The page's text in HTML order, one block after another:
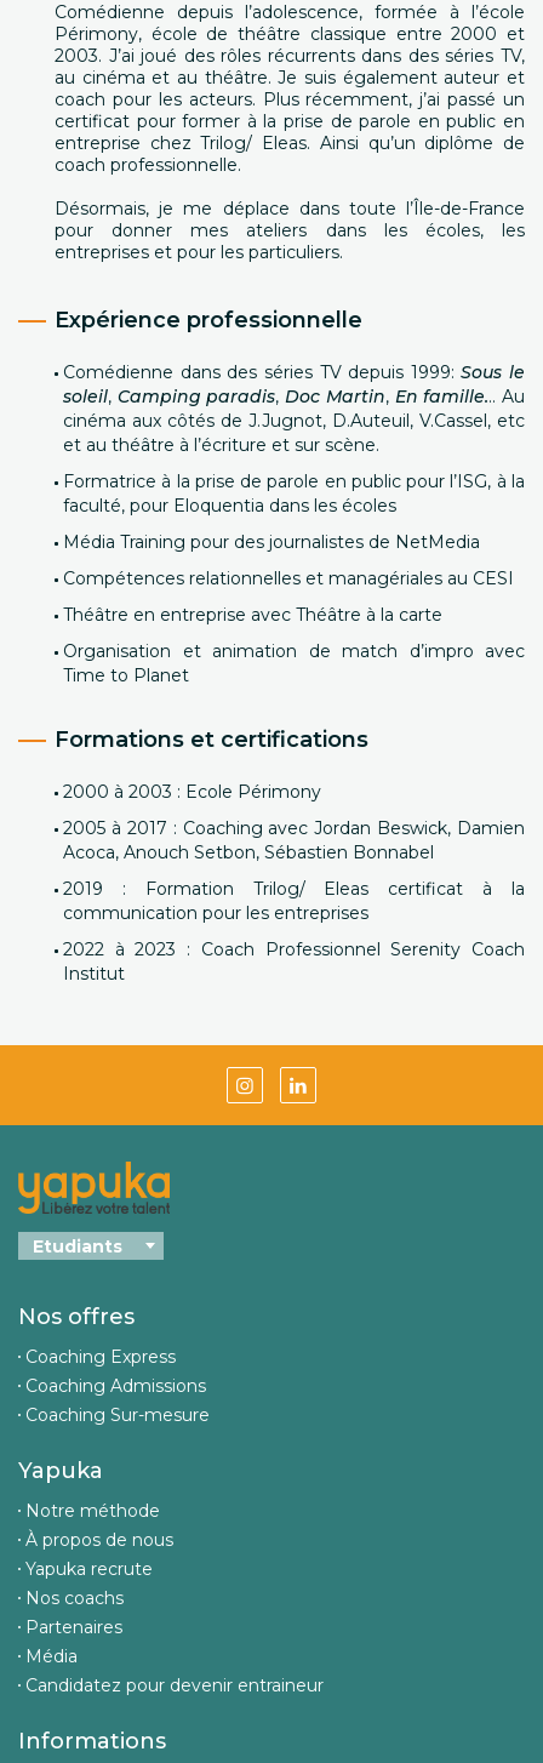
Comédienne depuis l’adolescence, formée à l’école
Périmony, école de théâtre classique entre 2000 et
2003. J’ai joué des rôles récurrents dans des séries TV,
au cinéma et au théâtre. Je suis également auteur et
coach pour les acteurs. Plus récemment, j’ai passé un
certificat pour former à la prise de parole en public en
entreprise chez Trilog/ Eleas. Ainsi qu’un diplôme de
coach professionnelle.
Désormais, je me déplace dans toute l’Île-de-France
pour donner mes ateliers dans les écoles, les
entreprises et pour les particuliers.
Expérience professionnelle
Comédienne dans des séries TV depuis 1999:Sous le
soleil, Camping paradis,Doc Martin, En famille... Au
cinéma aux côtés de J.Jugnot, D.Auteuil, V.Cassel, etc
et au théâtre à l’écriture et sur scène.
Formatrice à la prise de parole en public pour l’ISG, à la
faculté, pour Eloquentia dans les écoles
Média Training pour des journalistes de NetMedia
Compétences relationnelles et managériales au CESI
Théâtre en entreprise avec Théâtre à la carte
Organisation et animation de match d’impro avec
Time to Planet
Formations et certifications
2000 à 2003 : Ecole Périmony
2005 à 2017 : Coaching avec Jordan Beswick, Damien
Acoca, Anouch Setbon, Sébastien Bonnabel
2019 : Formation Trilog/ Eleas certificat à la
communication pour les entreprises
2022 à 2023 : Coach Professionnel Serenity Coach
Institut
Nos offres
Coaching Express
Coaching Admissions
Coaching Sur-mesure
Yapuka
Notre méthode
À propos de nous
Yapuka recrute
Nos coachs
Partenaires
Média
Candidatez pour devenir entraineur
Informations